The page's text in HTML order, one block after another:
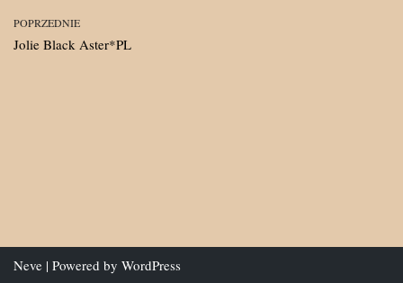
POPRZEDNIE
Jolie Black Aster*PL
Neve | Powered by WordPress